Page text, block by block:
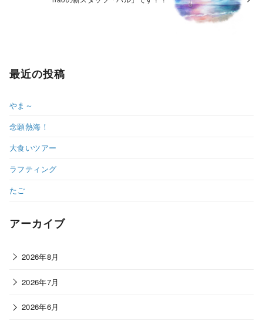
最近の投稿
やま～
念願熱海！
大食いツアー
ラフティング
たご
アーカイブ
2026年8月
2026年7月
2026年6月